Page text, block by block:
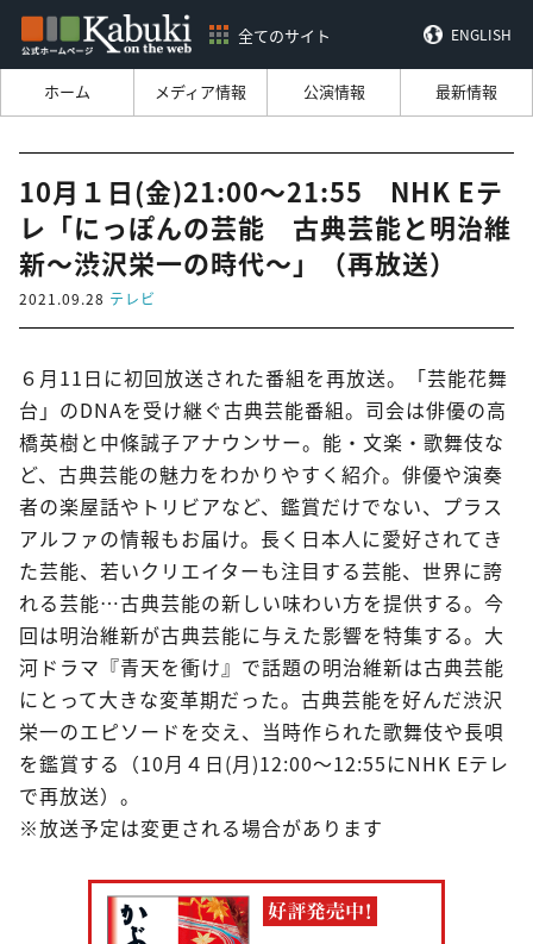
全てのサイト ENGLISH
ホーム メディア情報 公演情報 最新情報
10月１日(金)21:00～21:55 NHK Eテ
レ「にっぽんの芸能 古典芸能と明治維
新～渋沢栄一の時代～」（再放送）
2021.09.28 テレビ
６月11日に初回放送された番組を再放送。「芸能花舞
台」のDNAを受け継ぐ古典芸能番組。司会は俳優の高
橋英樹と中條誠子アナウンサー。能・文楽・歌舞伎な
ど、古典芸能の魅力をわかりやすく紹介。俳優や演奏
者の楽屋話やトリビアなど、鑑賞だけでない、プラス
アルファの情報もお届け。長く日本人に愛好されてき
た芸能、若いクリエイターも注目する芸能、世界に誇
れる芸能…古典芸能の新しい味わい方を提供する。今
回は明治維新が古典芸能に与えた影響を特集する。大
河ドラマ『青天を衝け』で話題の明治維新は古典芸能
にとって大きな変革期だった。古典芸能を好んだ渋沢
栄一のエピソードを交え、当時作られた歌舞伎や長唄
を鑑賞する（10月４日(月)12:00～12:55にNHK Eテレ
で再放送）。
※放送予定は変更される場合があります